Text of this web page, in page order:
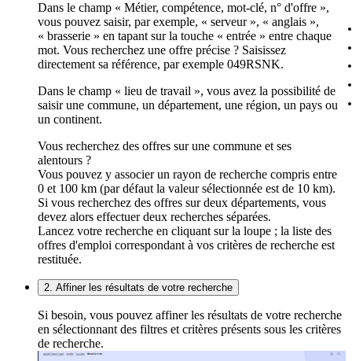
Dans le champ « Métier, compétence, mot-clé, n° d'offre »,
vous pouvez saisir, par exemple, « serveur », « anglais »,
« brasserie » en tapant sur la touche « entrée » entre chaque
mot. Vous recherchez une offre précise ? Saisissez
directement sa référence, par exemple 049RSNK.
Dans le champ « lieu de travail », vous avez la possibilité de
saisir une commune, un département, une région, un pays ou
un continent.
Vous recherchez des offres sur une commune et ses
alentours ?
Vous pouvez y associer un rayon de recherche compris entre
0 et 100 km (par défaut la valeur sélectionnée est de 10 km).
Si vous recherchez des offres sur deux départements, vous
devez alors effectuer deux recherches séparées.
Lancez votre recherche en cliquant sur la loupe ; la liste des
offres d'emploi correspondant à vos critères de recherche est
restituée.
2. Affiner les résultats de votre recherche
Si besoin, vous pouvez affiner les résultats de votre recherche
en sélectionnant des filtres et critères présents sous les critères
de recherche.